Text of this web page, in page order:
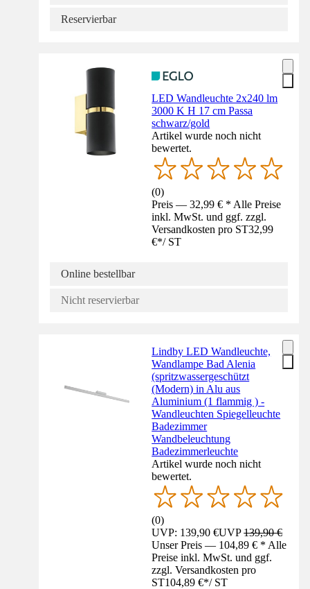
Reservierbar
LED Wandleuchte 2x240 lm
3000 K H 17 cm Passa
schwarz/gold
Artikel wurde noch nicht
bewertet.
(0)
Preis — 32,99 € * Alle Preise
inkl. MwSt. und ggf. zzgl.
Versandkosten pro ST32,99
€*/ ST
Online bestellbar
Nicht reservierbar
Lindby LED Wandleuchte,
Wandlampe Bad Alenia
(spritzwassergeschützt
(Modern) in Alu aus
Aluminium (1 flammig ) -
Wandleuchten Spiegelleuchte
Badezimmer
Wandbeleuchtung
Badezimmerleuchte
Artikel wurde noch nicht
bewertet.
(0)
UVP: 139,90 €UVP139,90 €
Unser Preis — 104,89 € * Alle
Preise inkl. MwSt. und ggf.
zzgl. Versandkosten pro
ST104,89 €*/ ST